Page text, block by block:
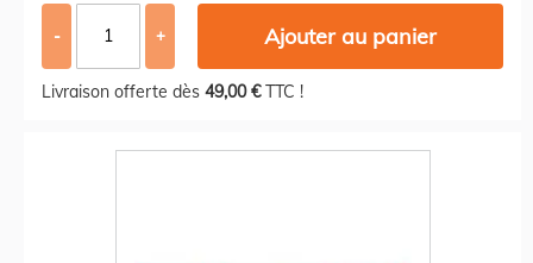
- + Ajouter au panier
Livraison offerte dès 49,00 €TTC !